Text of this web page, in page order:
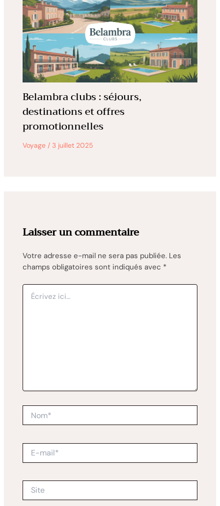
Belambra clubs : séjours,
destinations et offres
promotionnelles
Voyage/ 3 juillet 2025
Laisser un commentaire
Votre adresse e-mail ne sera pas publiée. Les
champs obligatoires sont indiqués avec *
Écrivez
ici…
mail*
Site